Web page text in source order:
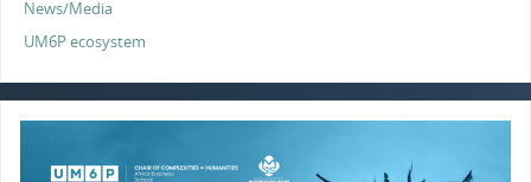
News/Media
UM6P ecosystem